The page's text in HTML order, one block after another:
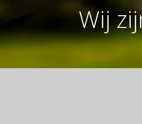
Wij